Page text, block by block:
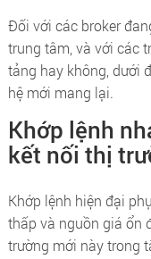
Đối với các broker
trung tâm, và với các
tảng hay không, dưới
hệ mới mang lại.
Khớp lệnh
kết nối thị
Khớp lệnh hiện đại
thấp và nguồn giá ổn
trường mới này trong